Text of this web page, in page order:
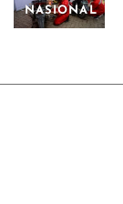
NASIONAL